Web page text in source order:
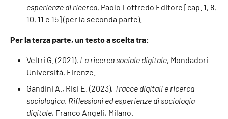
esperienze di ricerca, Paolo Loffredo Editore [cap. 1, 8,
10, 11 e 15] (per la seconda parte).
Per la terza parte, un testo a scelta tra:
Veltri G. (2021), La ricerca sociale digitale, Mondadori
Università, Firenze.
Gandini A., Risi E. (2023), Tracce digitali e ricerca
sociologica. Riflessioni ed esperienze di sociologia
digitale, Franco Angeli, Milano.